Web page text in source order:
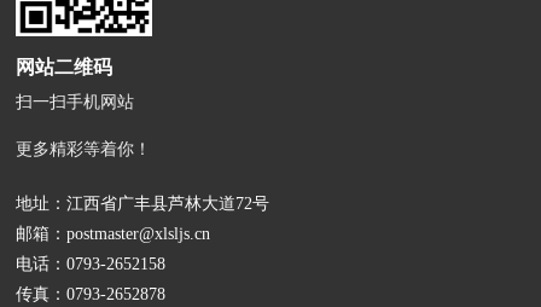
网站二维码
扫一扫手机网站
更多精彩等着你！
地址：江西省广丰县芦林大道72号
邮箱：postmaster@xlsljs.cn
电话：0793-2652158
传真：0793-2652878